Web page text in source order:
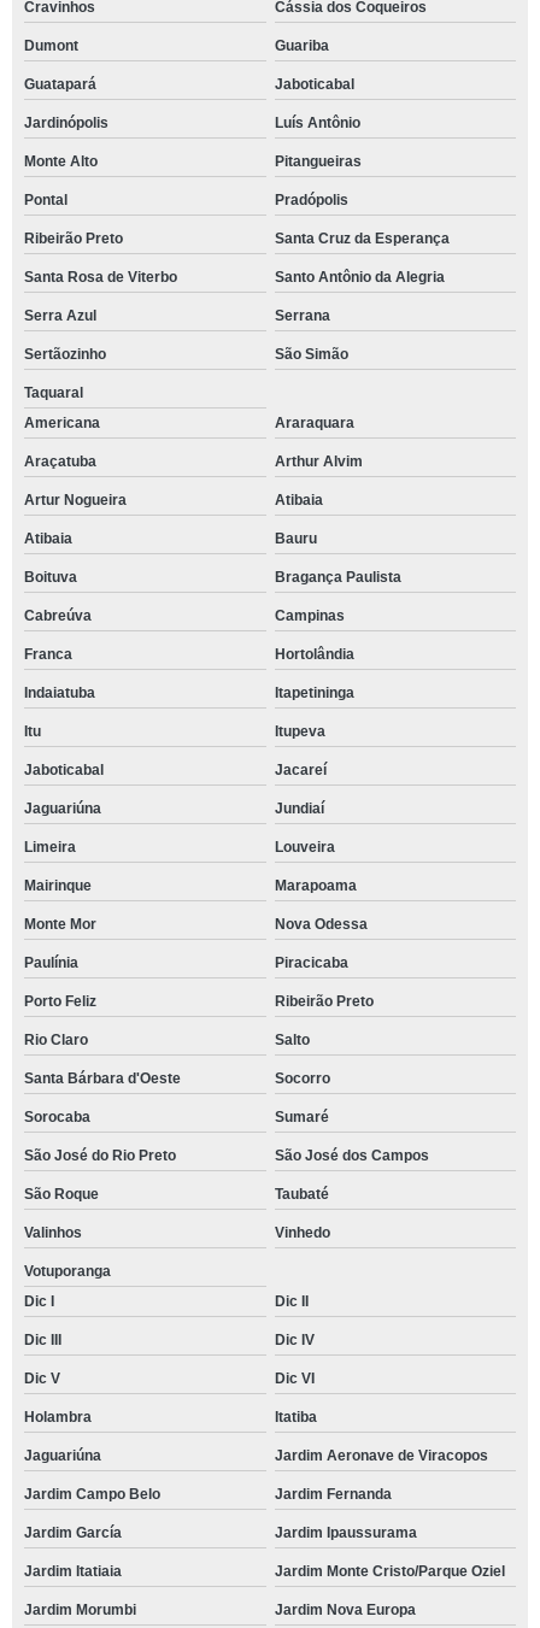
Cravinhos Cássia dos Coqueiros
Dumont Guariba
Guatapará Jaboticabal
Jardinópolis Luís Antônio
Monte Alto Pitangueiras
Pontal Pradópolis
Ribeirão Preto Santa Cruz da Esperança
Santa Rosa de Viterbo Santo Antônio da Alegria
Serra Azul Serrana
Sertãozinho São Simão
Taquaral
Americana
Araraquara
Araçatuba Arthur Alvim
Artur Nogueira Atibaia
Atibaia Bauru
Boituva Bragança Paulista
Cabreúva Campinas
Franca Hortolândia
Indaiatuba Itapetininga
Itu Itupeva
Jaboticabal Jacareí
Jaguariúna Jundiaí
Limeira Louveira
Mairinque Marapoama
Monte Mor Nova Odessa
Paulínia Piracicaba
Porto Feliz Ribeirão Preto
Rio Claro Salto
Santa Bárbara d'Oeste Socorro
Sorocaba Sumaré
São José do Rio Preto São José dos Campos
São Roque Taubaté
Valinhos Vinhedo
Votuporanga
Dic I
Dic II
Dic III Dic IV
Dic V Dic VI
Holambra Itatiba
Jaguariúna Jardim Aeronave de Viracopos
Jardim Campo Belo Jardim Fernanda
Jardim García Jardim Ipaussurama
Jardim Itatiaia Jardim Monte Cristo/Parque Oziel
Jardim Morumbi Jardim Nova Europa